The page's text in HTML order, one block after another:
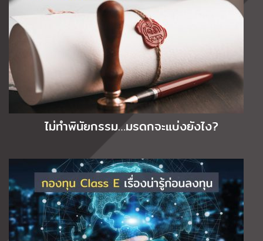
ไม่ทำพินัยกรรม…มรดกจะแบ่งยังไง?